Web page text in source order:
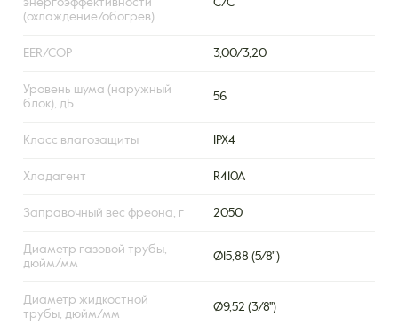
энергоэффективности
(охлаждение/обогрев)
C/C
EER/COP 3,00/3,20
Уровень шума (наружный
блок), дБ
56
Класс влагозащиты IPX4
Хладагент R410A
Заправочный вес фреона, г 2050
Диаметр газовой трубы,
дюйм/мм
Ø15,88 (5/8")
Диаметр жидкостной
трубы, дюйм/мм
Ø9,52 (3/8'')